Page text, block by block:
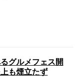
グルメフェス開
も煙立たず